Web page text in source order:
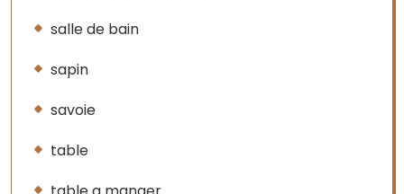
salle de bain
sapin
savoie
table